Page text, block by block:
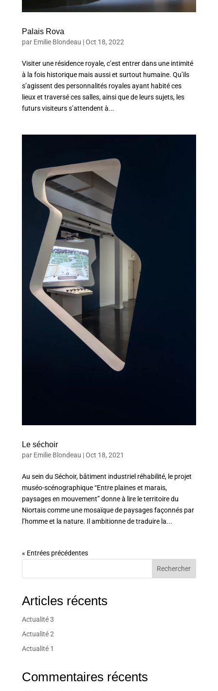
Palais Rova
par Emilie Blondeau |Oct 18, 2022
Visiter une résidence royale, c’est entrer dans une intimité
à la fois historique mais aussi et surtout humaine. Qu’ils
s’agissent des personnalités royales ayant habité ces
lieux et traversé ces salles, ainsi que de leurs sujets, les
futurs visiteurs s’attendent à...
Le séchoir
par Emilie Blondeau |Oct 18, 2021
Au sein du Séchoir, bâtiment industriel réhabilité, le projet
muséo-scénographique “Entre plaines et marais,
paysages en mouvement” donne à lire le territoire du
Niortais comme une mosaïque de paysages façonnés par
l’homme et la nature. Il ambitionne de traduire la...
« Entrées précédentes
Rechercher
Articles récents
Actualité 3
Actualité 2
Actualité 1
Commentaires récents